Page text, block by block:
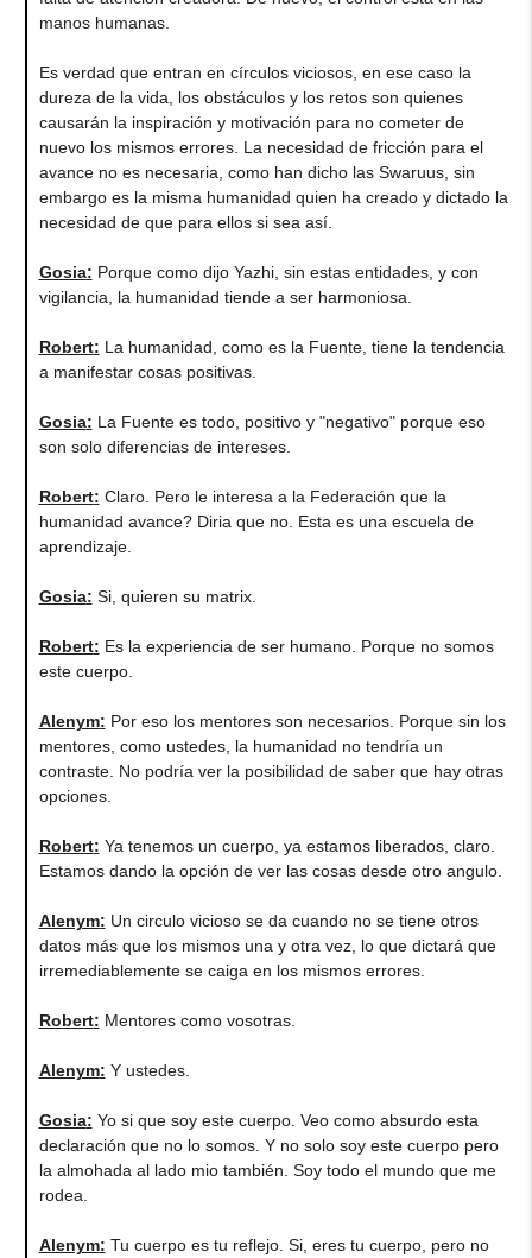
manos humanas.
Es verdad que entran en círculos viciosos, en ese caso la
dureza de la vida, los obstáculos y los retos son quienes
causarán la inspiración y motivación para no cometer de
nuevo los mismos errores. La necesidad de fricción para el
avance no es necesaria, como han dicho las Swaruus, sin
embargo es la misma humanidad quien ha creado y dictado la
necesidad de que para ellos si sea así.
Gosia: Porque como dijo Yazhi, sin estas entidades, y con
vigilancia, la humanidad tiende a ser harmoniosa.
Robert: La humanidad, como es la Fuente, tiene la tendencia
a manifestar cosas positivas.
Gosia: La Fuente es todo, positivo y "negativo" porque eso
son solo diferencias de intereses.
Robert: Claro. Pero le interesa a la Federación que la
humanidad avance? Diria que no. Esta es una escuela de
aprendizaje.
Gosia: Si, quieren su matrix.
Robert: Es la experiencia de ser humano. Porque no somos
este cuerpo.
Alenym: Por eso los mentores son necesarios. Porque sin los
mentores, como ustedes, la humanidad no tendría un
contraste. No podría ver la posibilidad de saber que hay otras
opciones.
Robert: Ya tenemos un cuerpo, ya estamos liberados, claro.
Estamos dando la opción de ver las cosas desde otro angulo.
Alenym: Un circulo vicioso se da cuando no se tiene otros
datos más que los mismos una y otra vez, lo que dictará que
irremediablemente se caiga en los mismos errores.
Robert: Mentores como vosotras.
Alenym: Y ustedes.
Gosia: Yo si que soy este cuerpo. Veo como absurdo esta
declaración que no lo somos. Y no solo soy este cuerpo pero
la almohada al lado mio también. Soy todo el mundo que me
rodea.
Alenym: Tu cuerpo es tu reflejo. Si, eres tu cuerpo, pero no